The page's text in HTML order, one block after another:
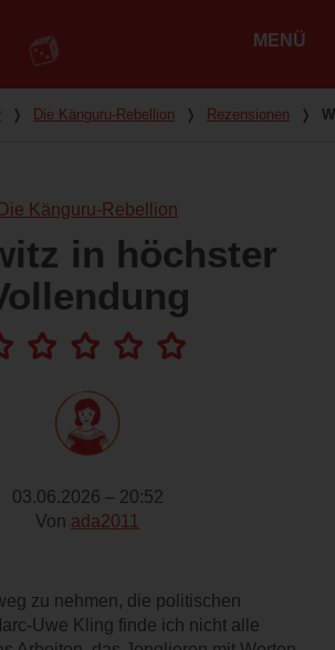
MENÜ
❭ Die Känguru-Rebellion ❭ Rezensionen ❭
Die Känguru-Rebellion
in höchster
03.06.2026 – 20:52
Von ada2011
zu nehmen, die politischen
Uwe Kling finde ich nicht alle